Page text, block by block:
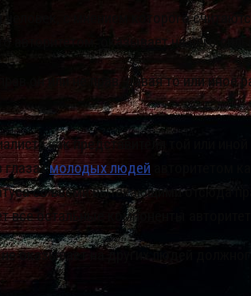
с мнением которого
оказывает на него
он или не прав, давая то или иное
как представителя той или иной
глазахмолодых людей авторитетом
со всеми вытекающими отсюда
все остальные компоненты
оказывает на других людей